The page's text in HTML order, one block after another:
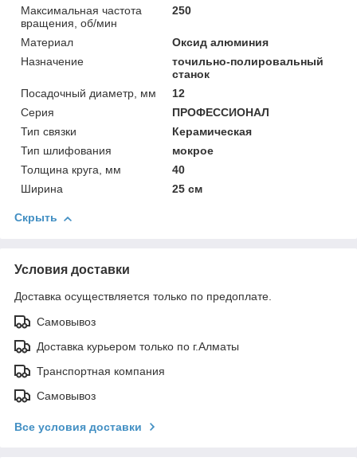
Максимальная частота
вращения, об/мин
250
Материал
Оксид алюминия
Назначение
точильно-полировальный
станок
Посадочный диаметр, мм
12
Серия
ПРОФЕССИОНАЛ
Тип связки
Керамическая
Тип шлифования
мокрое
Толщина круга, мм
40
Ширина
25 см
Скрыть
Условия доставки
Доставка осуществляется только по предоплате.
Самовывоз
Доставка курьером только по г.Алматы
Транспортная компания
Самовывоз
Все условия доставки